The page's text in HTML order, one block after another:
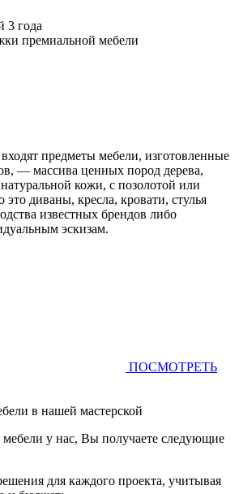
3 года
премиальной мебели
предметы мебели, изготовленные
— массива ценных пород дерева,
кожи, с позолотой или
диваны, кресла, кровати, стулья
известных брендов либо
эскизам.
ПОСМОТРЕТЬ
в нашей мастерской
мебели у нас, Вы получаете следующие
для каждого проекта, учитывая